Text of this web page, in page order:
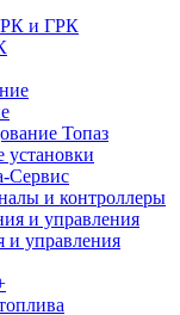
и ГРК
Топаз
установки
Сервис
и контроллеры
и управления